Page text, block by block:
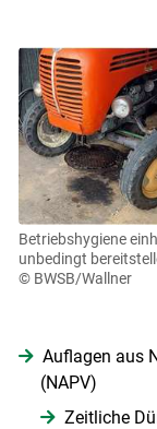
Betriebshygiene
unbedingt
© BWSB/Wallner
Auflagen aus
(NAPV)
Zeitliche